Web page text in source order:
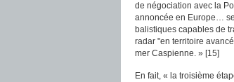
de négociation avec la
annoncée en Europe…
balistiques capables de
radar "en territoire
mer Caspienne. » [15]
En fait, « la troisième